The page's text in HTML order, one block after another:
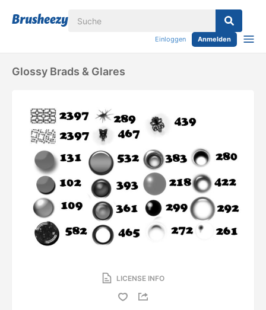
Einloggen Anmelden
Glossy Brads & Glares
LICENSE INFO